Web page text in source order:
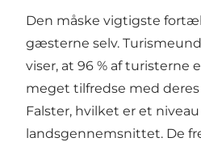
Den måske vigtigste
gæsterne selv.
viser, at 96 % af turisterne
meget tilfredse med
Falster, hvilket er et
landsgennemsnittet. De